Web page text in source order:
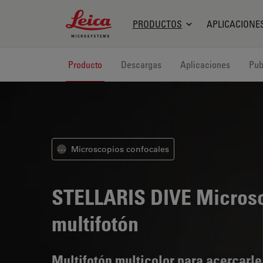
Leica Microsystems Logo
PRODUCTOS
Producto Descargas Aplicaciones
⋯ Microscopios confocales
STELLARIS DIVE
multifotón